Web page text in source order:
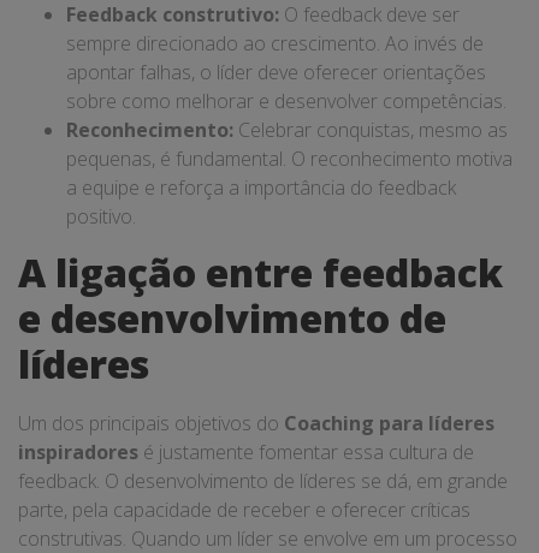
Feedback construtivo: O feedback deve ser
sempre direcionado ao crescimento. Ao invés de
apontar falhas, o líder deve oferecer orientações
sobre como melhorar e desenvolver competências.
Reconhecimento: Celebrar conquistas, mesmo as
pequenas, é fundamental. O reconhecimento motiva
a equipe e reforça a importância do feedback
positivo.
A ligação entre feedback
e desenvolvimento de
líderes
Um dos principais objetivos do Coaching para líderes
inspiradores é justamente fomentar essa cultura de
feedback. O desenvolvimento de líderes se dá, em grande
parte, pela capacidade de receber e oferecer críticas
construtivas. Quando um líder se envolve em um processo